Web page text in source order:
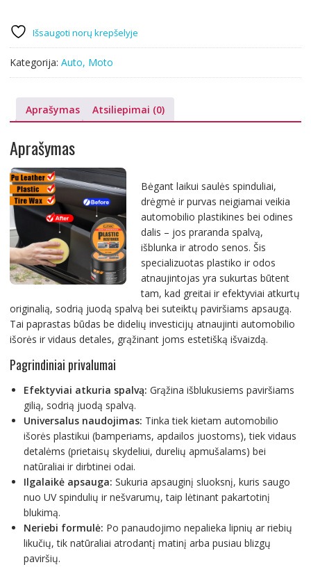
Išsaugoti norų krepšelyje
Kategorija: Auto, Moto
Aprašymas Atsiliepimai (0)
Aprašymas
Bėgant laikui saulės spinduliai,
drėgmė ir purvas neigiamai veikia
automobilio plastikines bei odines
dalis – jos praranda spalvą,
išblunka ir atrodo senos. Šis
specializuotas plastiko ir odos
atnaujintojas yra sukurtas būtent
tam, kad greitai ir efektyviai atkurtų
originalią, sodrią juodą spalvą bei suteiktų paviršiams apsaugą.
Tai paprastas būdas be didelių investicijų atnaujinti automobilio
išorės ir vidaus detales, grąžinant joms estetišką išvaizdą.
Pagrindiniai privalumai
Efektyviai atkuria spalvą: Grąžina išblukusiems paviršiams
gilią, sodrią juodą spalvą.
Universalus naudojimas: Tinka tiek kietam automobilio
išorės plastikui (bamperiams, apdailos juostoms), tiek vidaus
detalėms (prietaisų skydeliui, durelių apmušalams) bei
natūraliai ir dirbtinei odai.
Ilgalaikė apsauga: Sukuria apsauginį sluoksnį, kuris saugo
nuo UV spindulių ir nešvarumų, taip lėtinant pakartotinį
blukimą.
Neriebi formulė: Po panaudojimo nepalieka lipnių ar riebių
likučių, tik natūraliai atrodantį matinį arba pusiau blizgų
paviršių.